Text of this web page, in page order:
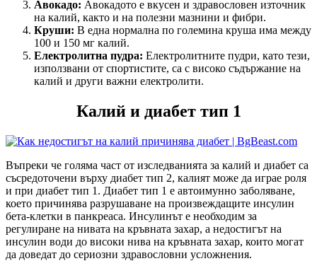
Авокадо: Авокадото е вкусен и здравословен източник
на кaлий, както и на полезни мазнини и фибри.
Круши: В една нормална по големина круша има между
100 и 150 мг кaлий.
Електролитна пудра: Електролитните пудри, като тези,
използвани от спортистите, са с високо съдържание на
калий и други важни електролити.
Калий и диабет тип 1
Въпреки че голяма част от изследванията за калий и диабет са
съсредоточени върху диабет тип 2, калият може да играе роля
и при диабет тип 1. Диабет тип 1 е автоимунно заболяване,
което причинява разрушаване на произвеждащите инсулин
бета-клетки в панкреаса. Инсулинът е необходим за
регулиране на нивата на кръвната захар, а недостигът на
инсулин води до високи нива на кръвната захар, които могат
да доведат до сериозни здравословни усложнения.